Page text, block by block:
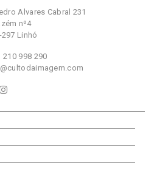
Alvares Cabral 231
nº4
Linhó
210 998 290